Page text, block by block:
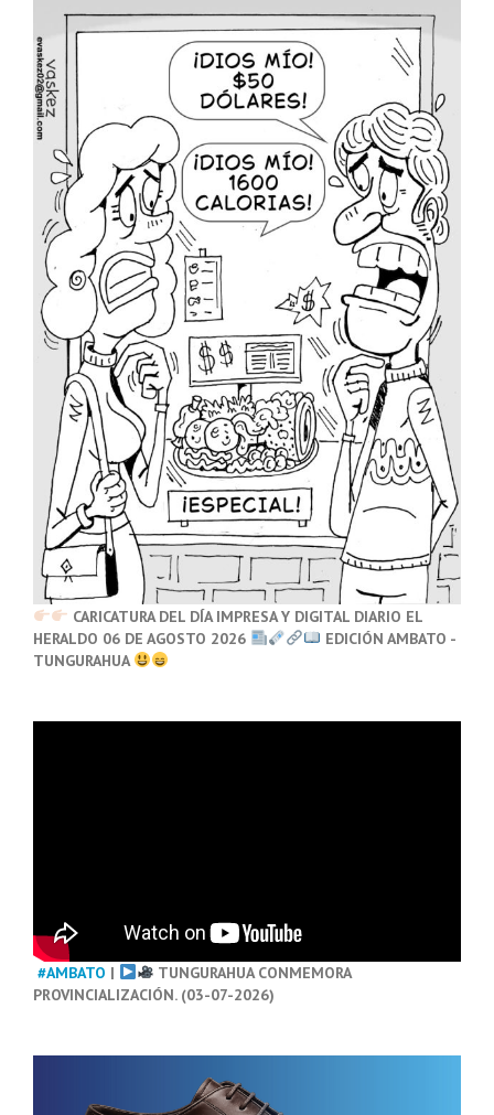
CARICATURA DEL DÍA IMPRESA Y DIGITAL DIARIO EL
HERALDO 06 DE AGOSTO 2026
EDICIÓN AMBATO -
TUNGURAHUA
#AMBATO |
TUNGURAHUA CONMEMORA
PROVINCIALIZACIÓN. (03-07-2026)